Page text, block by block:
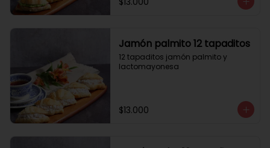
Jamón palmito 12 tapaditos
12 tapaditos jamón palmito y
lactomayonesa
$13.000